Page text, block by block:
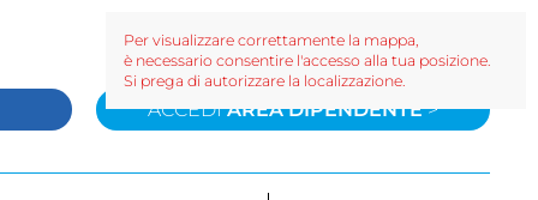
ACCEDIAREA DIPENDENTE>
Per visualizzare correttamente la mappa,
è necessario consentire l'accesso alla tua posizione.
Si prega di autorizzare la localizzazione.